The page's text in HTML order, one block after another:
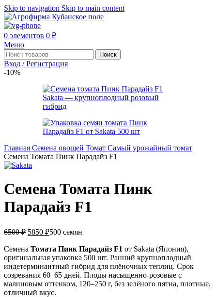
Skip to navigation Skip to main content
0 элементов 0 ₽
Меню
Поиск
Вход / Регистрация
-10%
Главная Семена овощей Томат Самый урожайный томат
Семена Томата Пинк Парадайз F1
Семена Томата Пинк
Парадайз F1
6500₽ 5850 ₽500 семян
Семена Томата Пинк Парадайз F1 от Sakata (Япония),
оригинальная упаковка 500 шт. Ранний крупноплодный
индетерминантный гибрид для плёночных теплиц. Срок
созревания 60–65 дней. Плоды насыщенно-розовые с
малиновым оттенком, 120–250 г, без зелёного пятна, плотные,
отличный вкус.